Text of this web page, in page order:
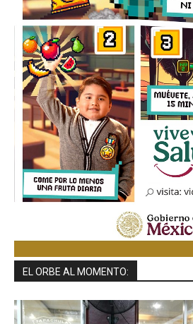
EL ORBE AL MOMENTO: